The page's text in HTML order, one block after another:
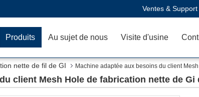
Ventes & Support
Produits Au sujet de nous Visite d'usine
nette de fil de GI Machine adaptée aux besoins du client
client Mesh Hole de fabrication nette de Gi